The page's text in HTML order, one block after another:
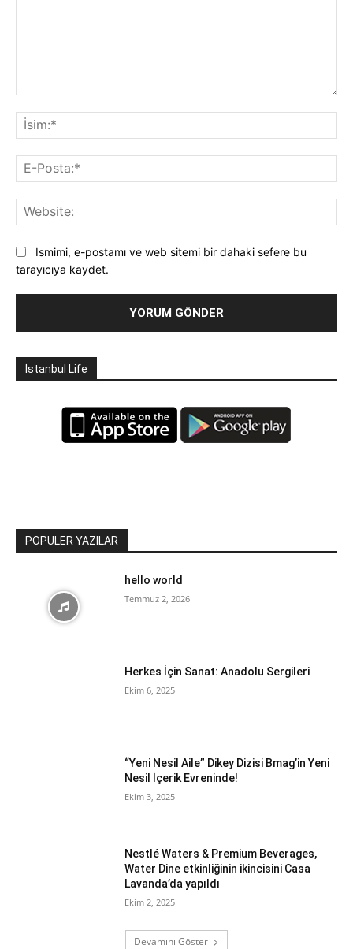
Ismimi, e-postamı ve web sitemi bir dahaki sefere bu
tarayıcıya kaydet.
İstanbul Life
POPULER YAZILAR
hello world
Temmuz 2, 2026
Herkes İçin Sanat: Anadolu Sergileri
Ekim 6, 2025
“Yeni Nesil Aile” Dikey Dizisi Bmag’in Yeni
Nesil İçerik Evreninde!
Ekim 3, 2025
Nestlé Waters & Premium Beverages,
Water Dine etkinliğinin ikincisini Casa
Lavanda’da yapıldı
Ekim 2, 2025
Devamını Göster